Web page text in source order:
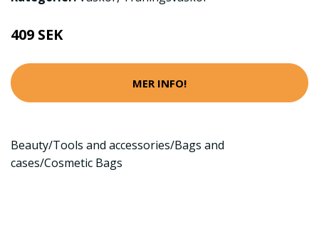
409 SEK
MER INFO!
Beauty/Tools and accessories/Bags and
cases/Cosmetic Bags